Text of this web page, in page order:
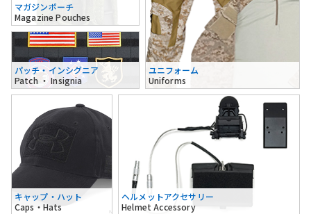
マガジンポーチ
Magazine Pouches
パッチ・インシグニア
Patch ・ Insignia
ユニフォーム
Uniforms
キャップ・ハット
Caps・Hats
ヘルメットアクセサリー
Helmet Accessory